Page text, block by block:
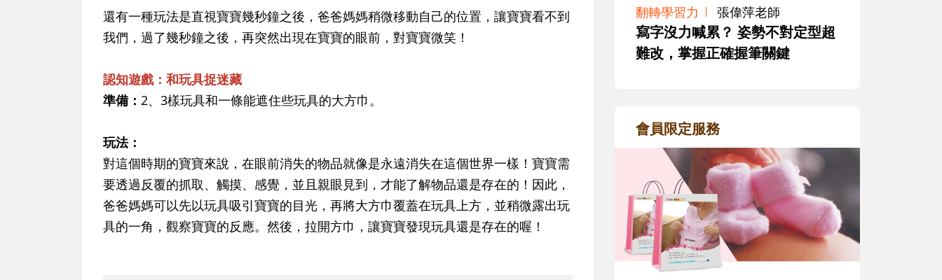
還有一種玩法是直視寶寶幾秒鐘之後，爸爸媽媽稍微移動自己的位置，讓寶寶看不到
我們，過了幾秒鐘之後，再突然出現在寶寶的眼前，對寶寶微笑！
認知遊戲：和玩具捉迷藏
準備： 2、3樣玩具和一條能遮住些玩具的大方巾。
玩法：
對這個時期的寶寶來說，在眼前消失的物品就像是永遠消失在這個世界一樣！寶寶需
要透過反覆的抓取、觸摸、感覺，並且親眼見到，才能了解物品還是存在的！因此，
爸爸媽媽可以先以玩具吸引寶寶的目光，再將大方巾覆蓋在玩具上方，並稍微露出玩
具的一角，觀察寶寶的反應。然後，拉開方巾，讓寶寶發現玩具還是存在的喔！
翻轉學習力 張偉萍老師
寫字沒力喊累？ 姿勢不對定型超
難改，掌握正確握筆關鍵
會員限定服務